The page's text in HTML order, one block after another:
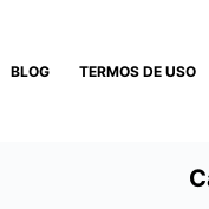
BLOG TERMOS DE USO